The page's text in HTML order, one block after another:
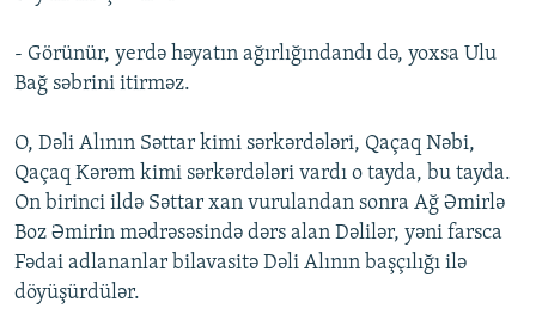
- Görünür, yerdə həyatın ağırlığındandı də, yoxsa Ulu
Bağ səbrini itirməz.
O, Dəli Alının Səttar kimi sərkərdələri, Qaçaq Nəbi,
Qaçaq Kərəm kimi sərkərdələri vardı o tayda, bu tayda.
On birinci ildə Səttar xan vurulandan sonra Ağ Əmirlə
Boz Əmirin mədrəsəsində dərs alan Dəlilər, yəni farsca
Fədai adlananlar bilavasitə Dəli Alının başçılığı ilə
döyüşürdülər.